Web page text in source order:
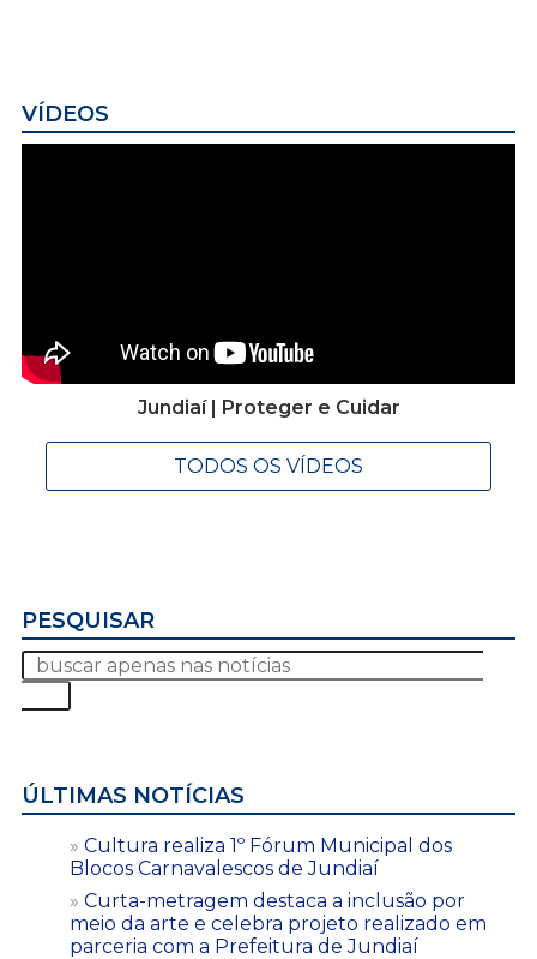
VÍDEOS
Jundiaí | Proteger e Cuidar
TODOS OS VÍDEOS
PESQUISAR
ÚLTIMAS NOTÍCIAS
Cultura realiza 1º Fórum Municipal dos
Blocos Carnavalescos de Jundiaí
Curta-metragem destaca a inclusão por
meio da arte e celebra projeto realizado em
parceria com a Prefeitura de Jundiaí